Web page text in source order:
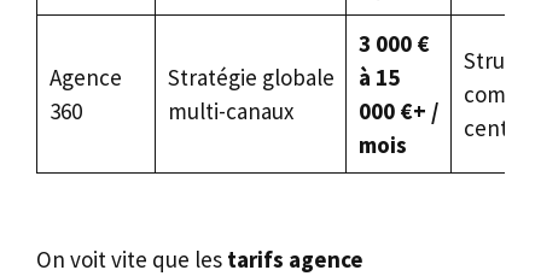
Agence
360
Stratégie globale
multi-canaux
3 000 €
à 15
000 €+ /
mois
On voit vite que les tarifs agence